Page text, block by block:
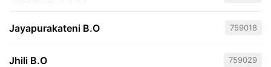
Jayapurakateni B.O 759018
Jhili B.O 759029